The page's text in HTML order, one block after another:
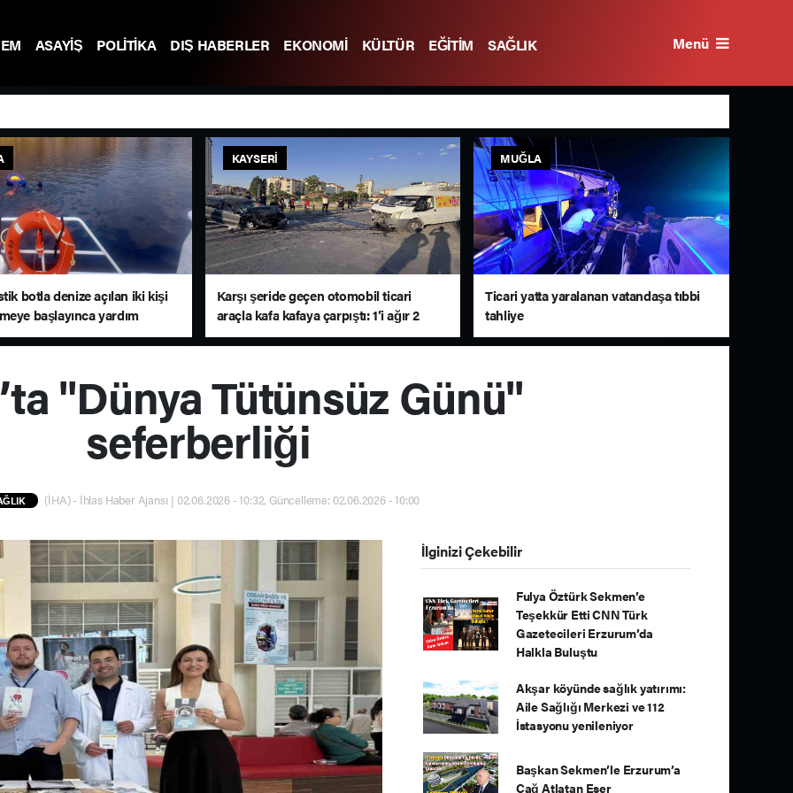
ASAYİŞ POLİTİKA DIŞ HABERLER EKONOMİ KÜLTÜR EĞİTİM SAĞLIK Menü
botla denize açılan iki kişi
başlayınca yardım
KAYSERI
Karşı şeride geçen otomobil ticari
araçla kafa kafaya çarpıştı: 1’i ağır 2
yaralı
MUĞLA
Ticari yatta yaralanan vatandaşa tıbbi
tahliye
"Dünya Tütünsüz Günü"
seferberliği
(İHA) - İhlas Haber Ajansı | 02.06.2026 - 10:32, Güncelleme: 02.06.2026 - 10:00
İlginizi Çekebilir
Fulya Öztürk Sekmen’e
Teşekkür Etti CNN Türk
Gazetecileri Erzurum’da
Halkla Buluştu
Akşar köyünde sağlık yatırımı:
Aile Sağlığı Merkezi ve 112
İstasyonu yenileniyor
Başkan Sekmen’le Erzurum’a
Çağ Atlatan Eser